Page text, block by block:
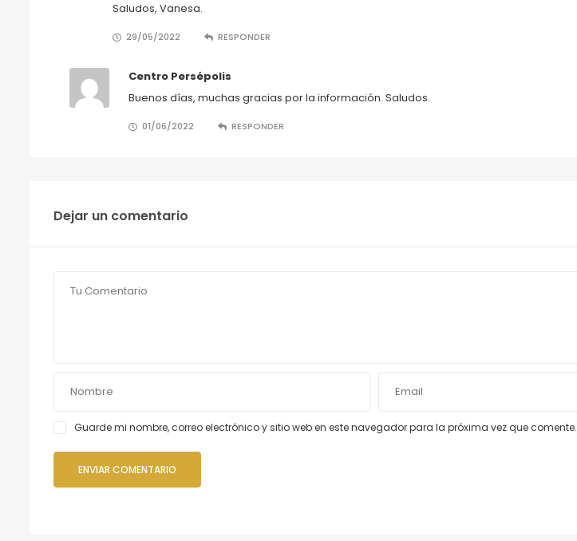
Saludos, Vanesa.
29/05/2022 RESPONDER
Centro Persépolis
Buenos días, muchas gracias por la información. Saludos.
01/06/2022 RESPONDER
Dejar un comentario
Guarde mi nombre, correo electrónico y sitio web en este navegador para la próxima vez que comente.